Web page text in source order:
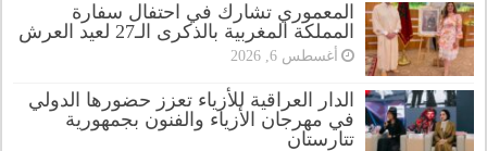
المعموري تشارك في احتفال سفارة
المملكة المغربية بالذكرى الـ27 لعيد العرش
أغسطس 6, 2026
الدار العراقية للأزياء تعزز حضورها الدولي
في مهرجان الأزياء والفنون بجمهورية
تتارستان